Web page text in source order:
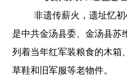
非遗传薪火，遗址忆
是中共金汤县委、金汤县苏
列着当年红军装粮食的木箱
草鞋和旧军服等老物件。